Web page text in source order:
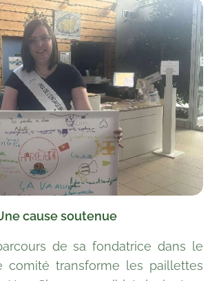
cause soutenue
de sa fondatrice dans le
comité transforme les paillettes